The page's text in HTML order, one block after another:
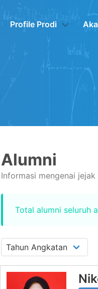
Profile Prodi
Alumni
Informasi mengenai
Total alumni seluruh